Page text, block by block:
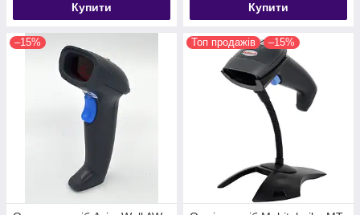
Купити Купити
–15% Топ продажів –15%